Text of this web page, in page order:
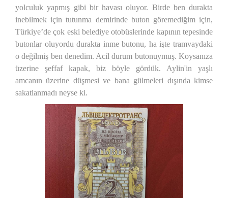
yolculuk yapmış gibi bir havası oluyor. Birde ben durakta
inebilmek için tutunma demirinde buton göremediğim için,
Türkiye’de çok eski belediye otobüslerinde kapının tepesinde
butonlar oluyordu durakta inme butonu, ha işte tramvaydaki
o değilmiş ben denedim. Acil durum butonuymuş. Koysanıza
üzerine şeffaf kapak, biz böyle gördük. Aylin'in yaşlı
amcanın üzerine düşmesi ve bana gülmeleri dışında kimse
sakatlanmadı neyse ki.